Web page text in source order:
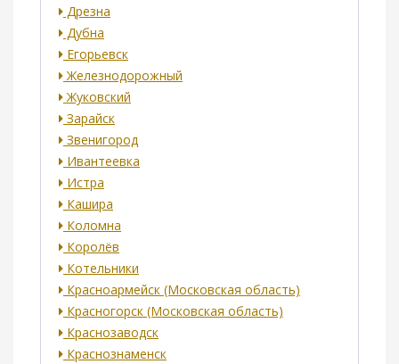
Дрезна
Дубна
Егорьевск
Железнодорожный
Жуковский
Зарайск
Звенигород
Ивантеевка
Истра
Кашира
Коломна
Королёв
Котельники
Красноармейск (Московская область)
Красногорск (Московская область)
Краснозаводск
Краснознаменск